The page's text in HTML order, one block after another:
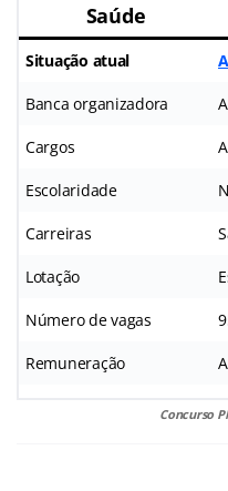
Saúde
Situação atual
Banca organizadora
Cargos
Escolaridade
Carreiras
Lotação
Número de vagas
Remuneração
Concurso